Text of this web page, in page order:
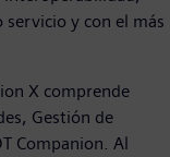
y con el más
X comprende
Gestión de
Companion. Al